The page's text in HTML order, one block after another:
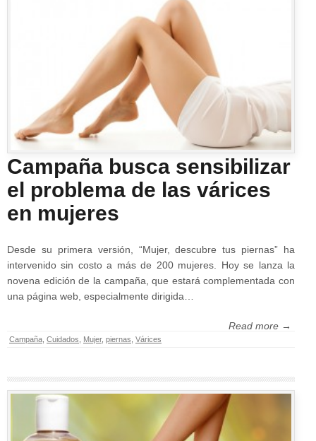
Campaña busca sensibilizar
el problema de las várices
en mujeres
Desde su primera versión, “Mujer, descubre tus piernas” ha
intervenido sin costo a más de 200 mujeres. Hoy se lanza la
novena edición de la campaña, que estará complementada con
una página web, especialmente dirigida…
Read more →
Campaña Cuidados Mujer, piernas Várices